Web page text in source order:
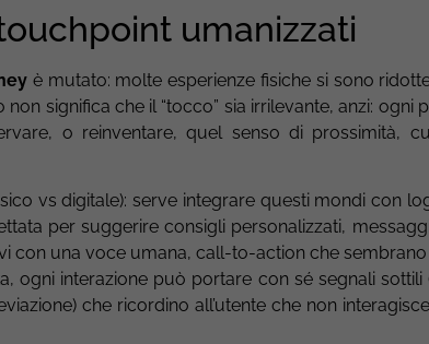
umanizzati
è mutato: molte esperienze fisiche si sono
significa che il “tocco” sia irrilevante, anzi: ogni
o reinventare, quel senso di prossimità,
vs digitale): serve integrare questi mondi con
per suggerire consigli personalizzati,
con una voce umana, call-to-action che sembrano
ogni interazione può portare con sé segnali sottili
che ricordino all’utente che non